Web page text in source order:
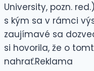
University, pozn.
s kým sa v rámci
zaujímavé sa
si hovorila, že o
nahrať.Reklama